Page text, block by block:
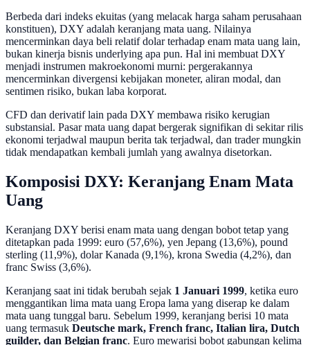
Berbeda dari indeks ekuitas (yang melacak harga saham perusahaan
konstituen), DXY adalah keranjang mata uang. Nilainya
mencerminkan daya beli relatif dolar terhadap enam mata uang lain,
bukan kinerja bisnis underlying apa pun. Hal ini membuat DXY
menjadi instrumen makroekonomi murni: pergerakannya
mencerminkan divergensi kebijakan moneter, aliran modal, dan
sentimen risiko, bukan laba korporat.
CFD dan derivatif lain pada DXY membawa risiko kerugian
substansial. Pasar mata uang dapat bergerak signifikan di sekitar rilis
ekonomi terjadwal maupun berita tak terjadwal, dan trader mungkin
tidak mendapatkan kembali jumlah yang awalnya disetorkan.
Komposisi DXY: Keranjang Enam Mata
Uang
Keranjang DXY berisi enam mata uang dengan bobot tetap yang
ditetapkan pada 1999: euro (57,6%), yen Jepang (13,6%), pound
sterling (11,9%), dolar Kanada (9,1%), krona Swedia (4,2%), dan
franc Swiss (3,6%).
Keranjang saat ini tidak berubah sejak 1 Januari 1999, ketika euro
menggantikan lima mata uang Eropa lama yang diserap ke dalam
mata uang tunggal baru. Sebelum 1999, keranjang berisi 10 mata
uang termasuk Deutsche mark, French franc, Italian lira, Dutch
guilder, dan Belgian franc. Euro mewarisi bobot gabungan kelima